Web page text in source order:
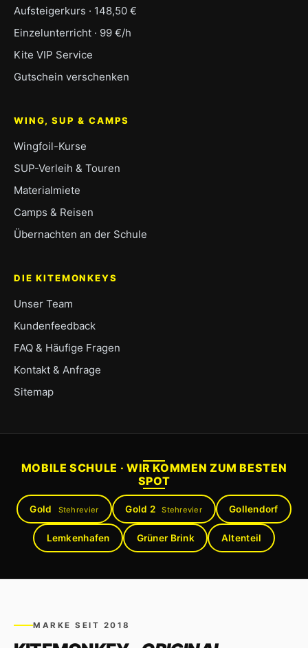
Aufsteigerkurs · 148,50 €
Einzelunterricht · 99 €/h
Kite VIP Service
Gutschein verschenken
WING, SUP & CAMPS
Wingfoil-Kurse
SUP-Verleih & Touren
Materialmiete
Camps & Reisen
Übernachten an der Schule
DIE KITEMONKEYS
Unser Team
Kundenfeedback
FAQ & Häufige Fragen
Kontakt & Anfrage
Sitemap
MOBILE SCHULE · WIR KOMMEN ZUM BESTEN
SPOT
Gold Stehrevier Gold 2 Stehrevier Gollendorf
Lemkenhafen Grüner Brink Altenteil
MARKE SEIT 2018